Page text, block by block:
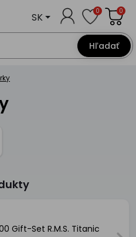
Hľadať
SK 0 0
Gift-Set R.M.S. Titanic